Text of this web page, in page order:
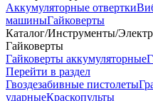
Аккумуляторные отвертки
машиныГайковерты
Каталог/Инструменты/
Гайковерты
Гайковерты аккумуляторные
Перейти в раздел
Гвоздезабивные пистолеты
ударныеКраскопульты